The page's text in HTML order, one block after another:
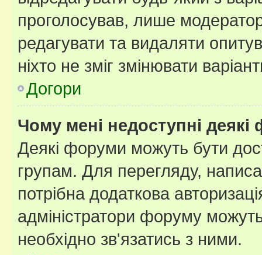
проголосував, лише
редагувати та видаляти
ніхто не зміг змінювати
Догори
Чому мені недоступні
Деякі форуми можуть бути
групам. Для перегляду,
потрібна додаткова
адміністратори форуму
необхідно зв'язатись з ними.